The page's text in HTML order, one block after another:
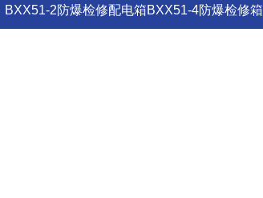
BXX51-2防爆检修配电箱BXX51-4防爆检修箱